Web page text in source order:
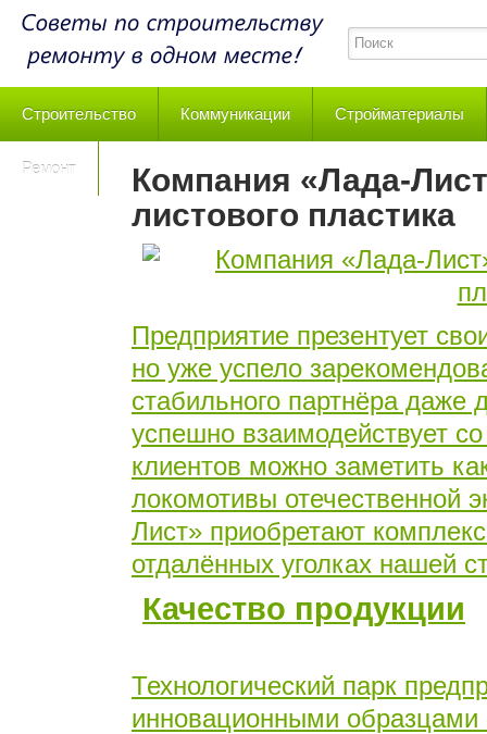
Строительство Коммуникации Стройматериалы
Ремонт
Компания «Лада-
листового пластика
Предприятие презентует
но уже успело
стабильного партнёра даже
успешно взаимодействует
клиентов можно заметить
локомотивы отечественной
Лист» приобретают
отдалённых уголках нашей
Качество продукции
Технологический парк
инновационными образцами